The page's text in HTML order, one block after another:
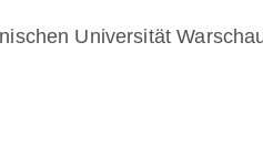
Universität